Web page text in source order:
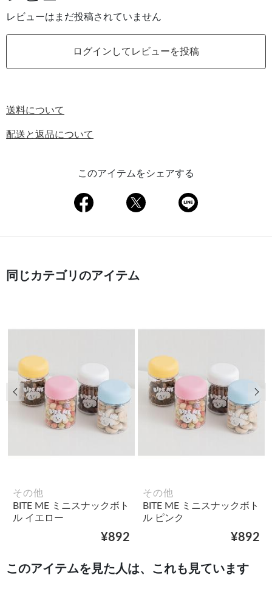
レビューはまだ投稿されていません
ログインしてレビューを投稿
送料について
配送と返品について
このアイテムをシェアする
同じカテゴリのアイテム
その他
BITE ME ミニスナックボト
ル イエロー
¥892
その他
BITE ME ミニスナックボト
ル ピンク
¥892
前の画像 次
このアイテムを見た人は、これも見ています